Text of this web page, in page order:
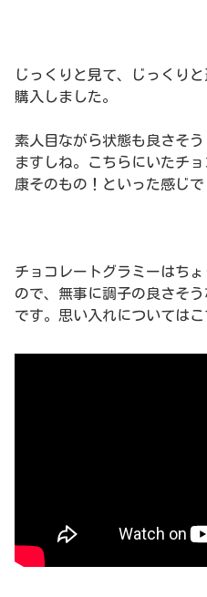
じっくりと見て、じっくり
購入しました。
素人目ながら状態も良さそ
ますしね。こちらにいたチ
康そのもの！といった感じで
チョコレートグラミーはち
ので、無事に調子の良さそ
です。思い入れについてはこ